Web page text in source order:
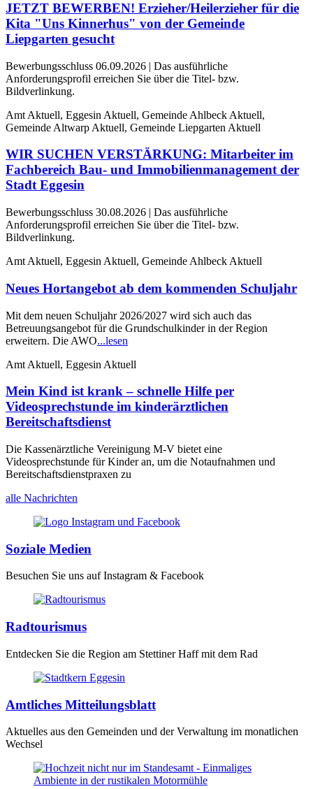
JETZT BEWERBEN! Erzieher/Heilerzieher für die
Kita "Uns Kinnerhus" von der Gemeinde
Liepgarten gesucht
Bewerbungsschluss 06.09.2026 | Das ausführliche
Anforderungsprofil erreichen Sie über die Titel- bzw.
Bildverlinkung.
Amt Aktuell, Eggesin Aktuell, Gemeinde Ahlbeck Aktuell,
Gemeinde Altwarp Aktuell, Gemeinde Liepgarten Aktuell
WIR SUCHEN VERSTÄRKUNG: Mitarbeiter im
Fachbereich Bau- und Immobilienmanagement der
Stadt Eggesin
Bewerbungsschluss 30.08.2026 | Das ausführliche
Anforderungsprofil erreichen Sie über die Titel- bzw.
Bildverlinkung.
Amt Aktuell, Eggesin Aktuell, Gemeinde Ahlbeck Aktuell
Neues Hortangebot ab dem kommenden Schuljahr
Mit dem neuen Schuljahr 2026/2027 wird sich auch das
Betreuungsangebot für die Grundschulkinder in der Region
erweitern. Die AWO...lesen
Amt Aktuell, Eggesin Aktuell
Mein Kind ist krank – schnelle Hilfe per
Videosprechstunde im kinderärztlichen
Bereitschaftsdienst
Die Kassenärztliche Vereinigung M-V bietet eine
Videosprechstunde für Kinder an, um die Notaufnahmen und
Bereitschaftsdienstpraxen zu
alle Nachrichten
Soziale Medien
Besuchen Sie uns auf Instagram & Facebook
Radtourismus
Entdecken Sie die Region am Stettiner Haff mit dem Rad
Amtliches Mitteilungsblatt
Aktuelles aus den Gemeinden und der Verwaltung im monatlichen
Wechsel